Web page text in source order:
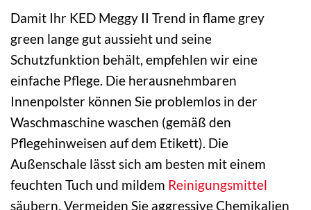
Damit Ihr KED Meggy II Trend in flame grey
green lange gut aussieht und seine
Schutzfunktion behält, empfehlen wir eine
einfache Pflege. Die herausnehmbaren
Innenpolster können Sie problemlos in der
Waschmaschine waschen (gemäß den
Pflegehinweisen auf dem Etikett). Die
Außenschale lässt sich am besten mit einem
feuchten Tuch und mildem Reinigungsmittel
säubern. Vermeiden Sie aggressive Chemikalien